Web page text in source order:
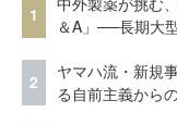
1
＆A」──長期大
2
ヤマハ流・新規
る自前主義から